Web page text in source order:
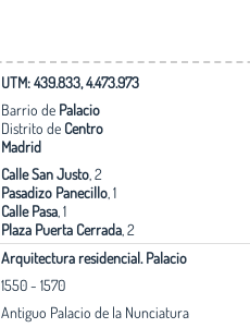
UTM: 439.833, 4.473.973
Barrio de Palacio
Distrito de Centro
Madrid
Calle San Justo, 2
Pasadizo Panecillo, 1
Calle Pasa, 1
Plaza Puerta Cerrada, 2
Arquitectura residencial. Palacio
1550 - 1570
Antiguo Palacio de la Nunciatura